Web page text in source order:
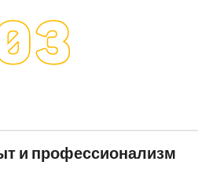
и профессионализм